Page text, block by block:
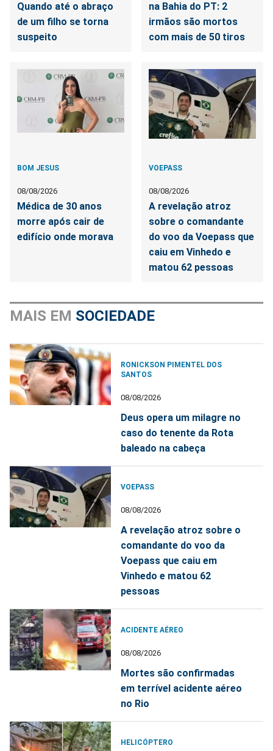
Quando até o abraço
de um filho se torna
suspeito
na Bahia do PT: 2
irmãos são mortos
com mais de 50 tiros
BOM JESUS
08/08/2026
Médica de 30 anos
morre após cair de
edifício onde morava
VOEPASS
08/08/2026
A revelação atroz
sobre o comandante
do voo da Voepass que
caiu em Vinhedo e
matou 62 pessoas
MAIS EM SOCIEDADE
RONICKSON PIMENTEL DOS
SANTOS
08/08/2026
Deus opera um milagre no
caso do tenente da Rota
baleado na cabeça
VOEPASS
08/08/2026
A revelação atroz sobre o
comandante do voo da
Voepass que caiu em
Vinhedo e matou 62
pessoas
ACIDENTE AÉREO
08/08/2026
Mortes são confirmadas
em terrível acidente aéreo
no Rio
HELICÓPTERO